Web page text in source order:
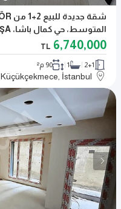
المتوسط، حي كمال باشا، KEMALPAŞA .
6,740,000
TL
2+1
1 90 م²
Küçükçekmece, İstanbul